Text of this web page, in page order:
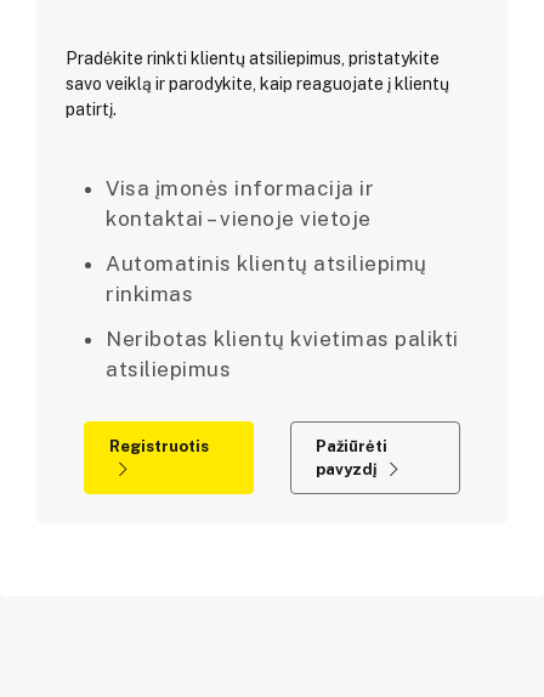
Pradėkite rinkti klientų atsiliepimus, pristatykite
savo veiklą ir parodykite, kaip reaguojate į klientų
patirtį.
Visa įmonės informacija ir
kontaktai – vienoje vietoje
Automatinis klientų atsiliepimų
rinkimas
Neribotas klientų kvietimas palikti
atsiliepimus
Registruotis
Pažiūrėti
pavyzdį